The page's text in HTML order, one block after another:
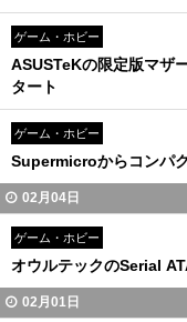
ゲーム・ホビー
ASUSTeKの限定版マザ
タート
ゲーム・ホビー
Supermicroからコンパ
02月04日
ゲーム・ホビー
オウルテックのSerial
02月01日